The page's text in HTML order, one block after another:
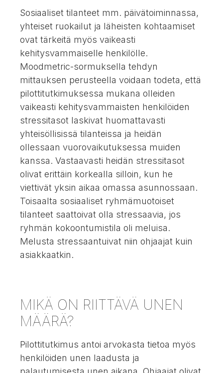
Sosiaaliset tilanteet mm. päivätoiminnassa,
yhteiset ruokailut ja läheisten kohtaamiset
ovat tärkeitä myös vaikeasti
kehitysvammaiselle henkilölle.
Moodmetric-sormuksella tehdyn
mittauksen perusteella voidaan todeta, että
pilottitutkimuksessa mukana olleiden
vaikeasti kehitysvammaisten henkilöiden
stressitasot laskivat huomattavasti
yhteisöllisissä tilanteissa ja heidän
ollessaan vuorovaikutuksessa muiden
kanssa. Vastaavasti heidän stressitasot
olivat erittäin korkealla silloin, kun he
viettivät yksin aikaa omassa asunnossaan.
Toisaalta sosiaaliset ryhmämuotoiset
tilanteet saattoivat olla stressaavia, jos
ryhmän kokoontumistila oli meluisa.
Melusta stressaantuivat niin ohjaajat kuin
asiakkaatkin.
MIKÄ ON RIITTÄVÄ UNEN
MÄÄRÄ?
Pilottitutkimus antoi arvokasta tietoa myös
henkilöiden unen laadusta ja